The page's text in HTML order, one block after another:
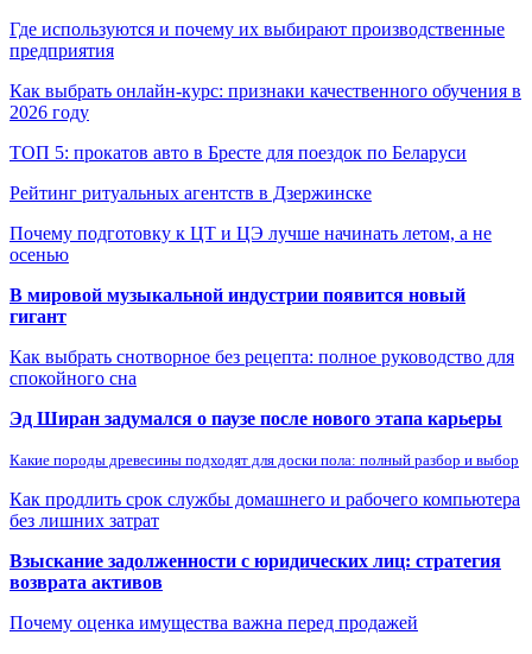
Где используются и почему их выбирают производственные
предприятия
Как выбрать онлайн-курс: признаки качественного обучения в
2026 году
ТОП 5: прокатов авто в Бресте для поездок по Беларуси
Рейтинг ритуальных агентств в Дзержинске
Почему подготовку к ЦТ и ЦЭ лучше начинать летом, а не
осенью
В мировой музыкальной индустрии появится новый
гигант
Как выбрать снотворное без рецепта: полное руководство для
спокойного сна
Эд Ширан задумался о паузе после нового этапа карьеры
Какие породы древесины подходят для доски пола: полный разбор и выбор
Как продлить срок службы домашнего и рабочего компьютера
без лишних затрат
Взыскание задолженности с юридических лиц: стратегия
возврата активов
Почему оценка имущества важна перед продажей